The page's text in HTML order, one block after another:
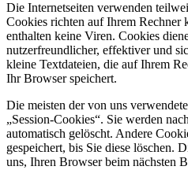
Die Internetseiten verwenden
Cookies richten auf Ihrem Rechner
enthalten keine Viren. Cookies
nutzerfreundlicher, effektiver und
kleine Textdateien, die auf Ihrem
Ihr Browser speichert.
Die meisten der von uns
„Session-Cookies“. Sie werden
automatisch gelöscht. Andere
gespeichert, bis Sie diese löschen.
uns, Ihren Browser beim nächsten